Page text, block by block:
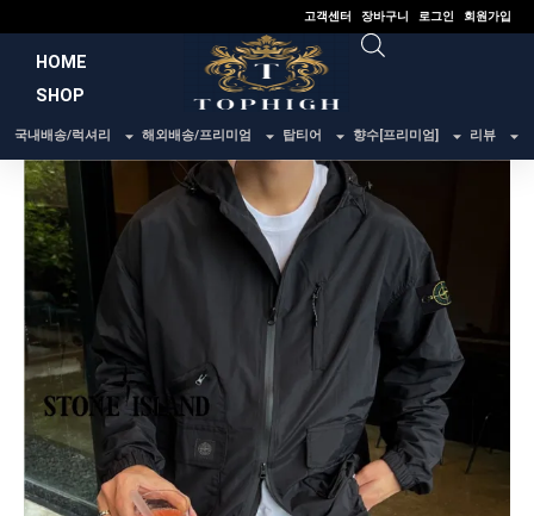
건
너
고객센터 장바구니 로그인 회원가입
HOME
SHOP
국내배송/럭셔리 해외배송/프리미엄 탑티어 향수[프리미엄] 리뷰